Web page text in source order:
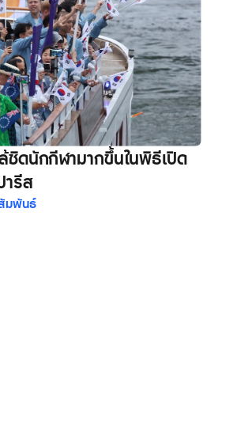
ชิดนักกีฬามากขึ้นในพิธีเปิด
รีส
มพันธ์